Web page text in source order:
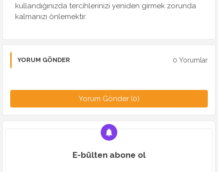
kullandığınızda tercihlerinizi yeniden girmek zorunda
kalmanızı önlemektir.
YORUM GÖNDER 0 Yorumlar
Yorum Gönder (0)
E-bülten abone ol